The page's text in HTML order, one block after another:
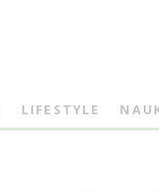
LIFESTYLE